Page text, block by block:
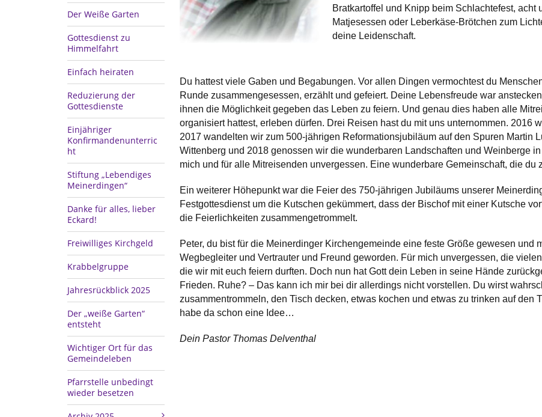
Der Weiße Garten
Gottesdienst zu
Himmelfahrt
Einfach heiraten
Reduzierung der
Gottesdienste
Einjähriger
Konfirmandenunterric
ht
Stiftung „Lebendiges
Meinerdingen“
Danke für alles, lieber
Eckard!
Freiwilliges Kirchgeld
Krabbelgruppe
Jahresrückblick 2025
Der „weiße Garten“
entsteht
Wichtiger Ort für das
Gemeindeleben
Pfarrstelle unbedingt
wieder besetzen
Bratkartoffel und Knipp beim Schlachtefest,
Matjesessen oder Leberkäse-Brötchen zum
deine Leidenschaft.
Du hattest viele Gaben und Begabungen. Vor allen Dingen vermochtest du
Runde zusammengesessen, erzählt und gefeiert. Deine Lebensfreude war
ihnen die Möglichkeit gegeben das Leben zu feiern. Und genau dies haben alle
organisiert hattest, erleben dürfen. Drei Reisen hast du mit uns unternommen. 2016
2017 wandelten wir zum 500-jährigen Reformationsjubiläum auf den Spuren Martin
Wittenberg und 2018 genossen wir die wunderbaren Landschaften und Weinberge
mich und für alle Mitreisenden unvergessen. Eine wunderbare Gemeinschaft, die du
Ein weiterer Höhepunkt war die Feier des 750-jährigen Jubiläums unserer
Festgottesdienst um die Kutschen gekümmert, dass der Bischof mit einer Kutsche
die Feierlichkeiten zusammengetrommelt.
Peter, du bist für die Meinerdinger Kirchengemeinde eine feste Größe gewesen und
Wegbegleiter und Vertrauter und Freund geworden. Für mich unvergessen, die
die wir mit euch feiern durften. Doch nun hat Gott dein Leben in seine Hände
Frieden. Ruhe? – Das kann ich mir bei dir allerdings nicht vorstellen. Du wirst
zusammentrommeln, den Tisch decken, etwas kochen und etwas zu trinken auf den
habe da schon eine Idee…
Dein Pastor Thomas Delventhal